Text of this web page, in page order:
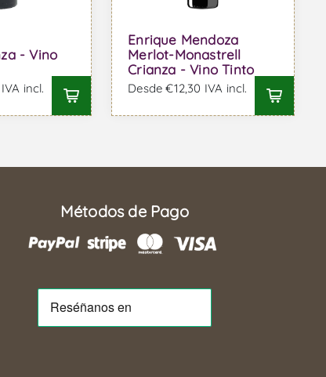
- Vino
incl.
Enrique Mendoza
Merlot-Monastrell
Crianza - Vino Tinto
Desde €12,30 IVA incl.
Métodos de Pago